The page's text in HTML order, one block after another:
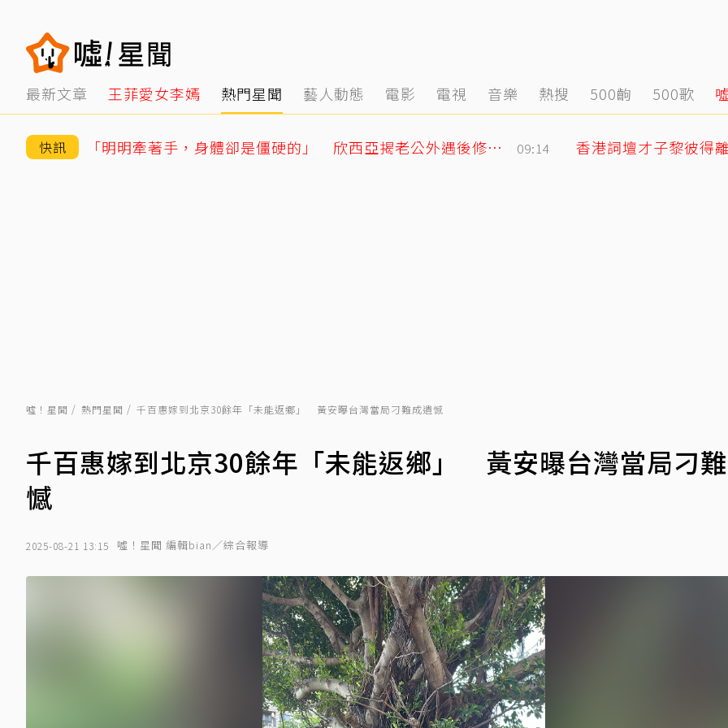
最新文章 王菲愛女李嫣 熱門星聞 藝人動態 電影 電視 音樂 熱搜 500齣 500歌
快訊 「明明牽著手，身體卻是僵硬的」 欣西亞揭老公外遇後修復真相 09:14 香港詞壇才子黎彼得
噓！星聞 熱門星聞 千百惠嫁到北京30餘年「未能返鄉」 黃安曝台灣當局刁難成遺憾
千百惠嫁到北京30餘年「未能返鄉」 黃安曝台灣當局刁
憾
2025-08-21 13:15 噓！星聞 編輯bian／綜合報導